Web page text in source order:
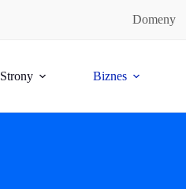
Domeny
Strony Biznes